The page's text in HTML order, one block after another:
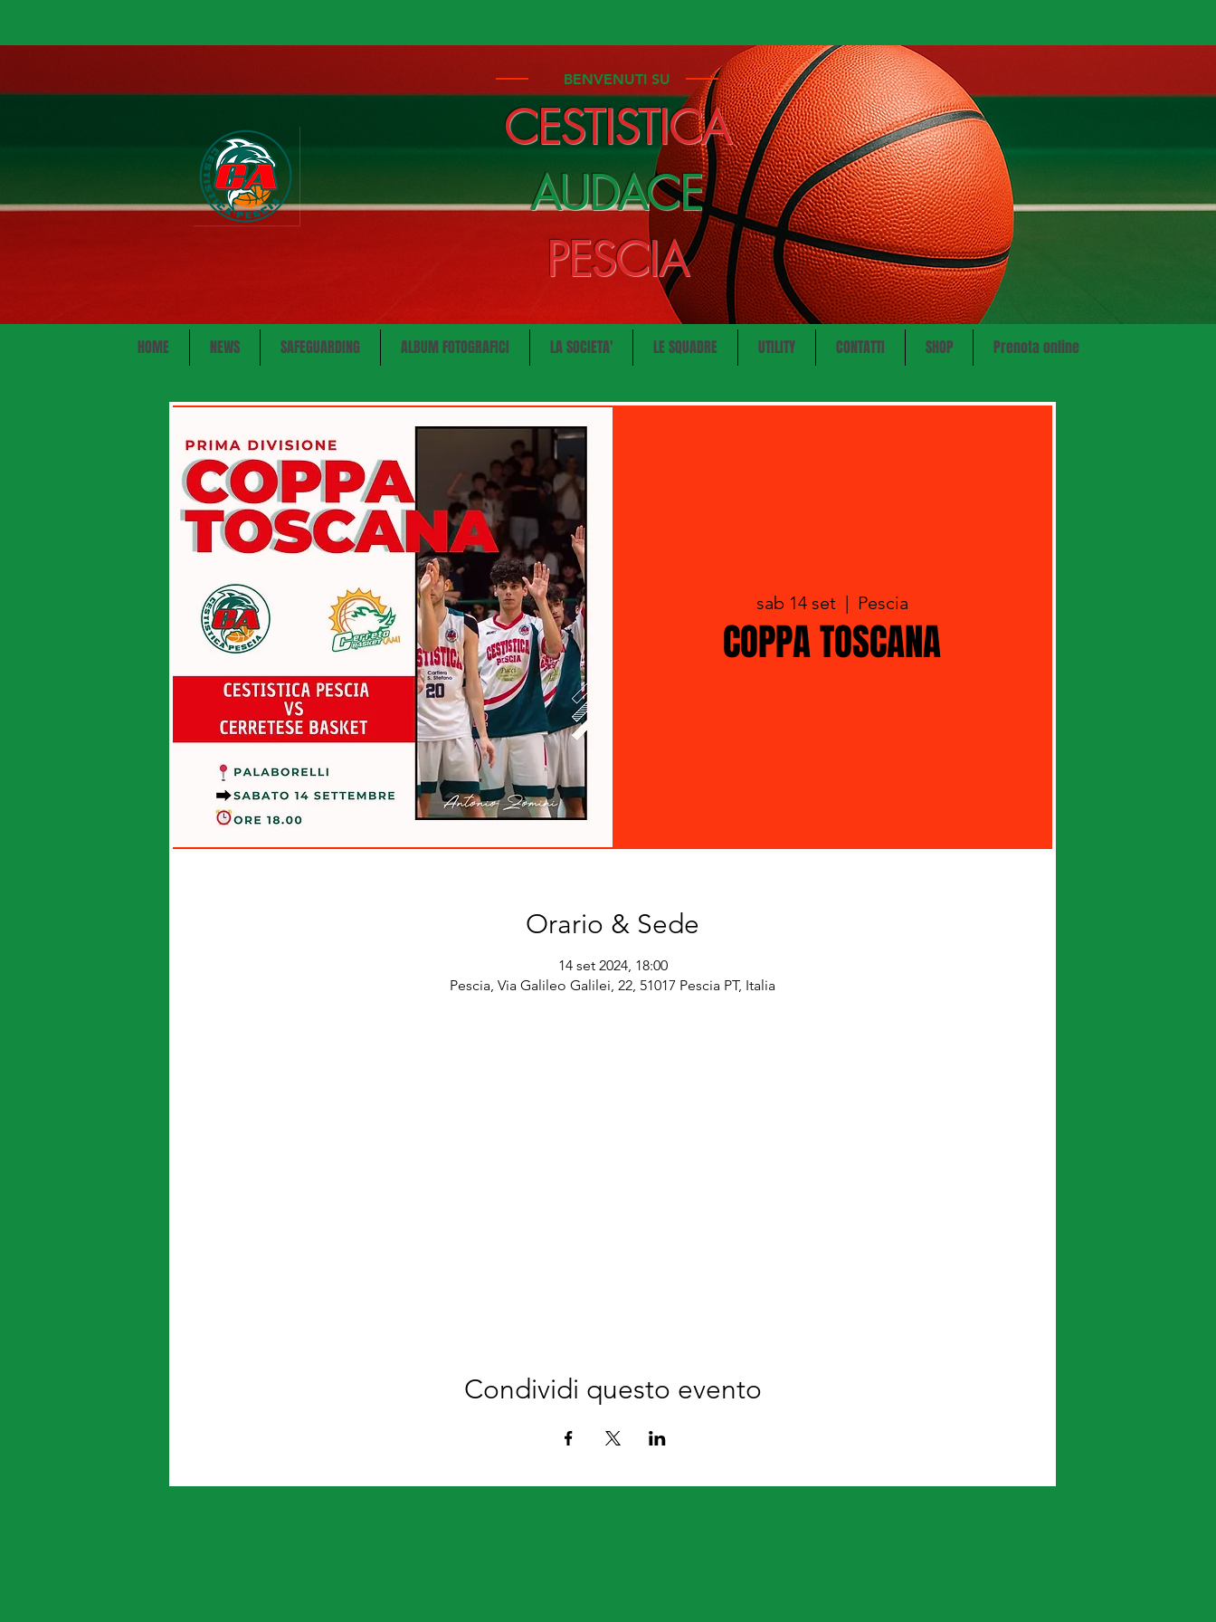
BENVENUTI SU
CESTISTICA
AUDACE
PESCIA
HOME NEWS SAFEGUARDING ALBUM FOTOGRAFICI LA SOCIETA' LE SQUADRE UTILITY CONTATTI SHOP Prenota online
sab 14 set
  |
Pescia
COPPA TOSCANA
Orario & Sede
14 set 2024, 18:00
Pescia, Via Galileo Galilei, 22, 51017 Pescia PT, Italia
Condividi questo evento